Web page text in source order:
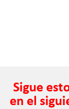
Sigue
en el